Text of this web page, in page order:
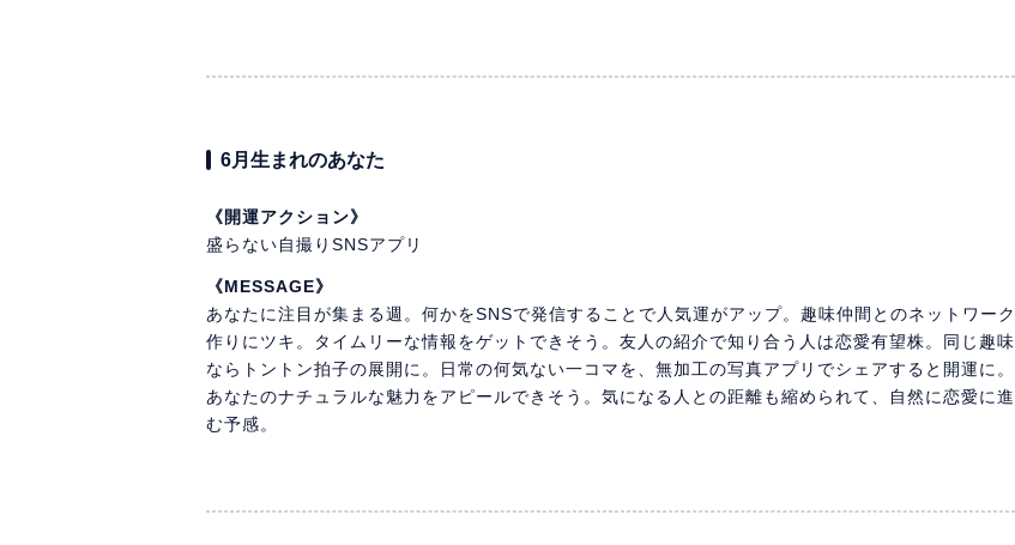
6月生まれのあなた
《開運アクション》
盛らない自撮りSNSアプリ
《MESSAGE》
あなたに注目が集まる週。何かをSNSで発信することで人気運がアップ。趣味仲間とのネットワーク
作りにツキ。タイムリーな情報をゲットできそう。友人の紹介で知り合う人は恋愛有望株。同じ趣味
ならトントン拍子の展開に。日常の何気ない一コマを、無加工の写真アプリでシェアすると開運に。
あなたのナチュラルな魅力をアピールできそう。気になる人との距離も縮められて、自然に恋愛に進
む予感。